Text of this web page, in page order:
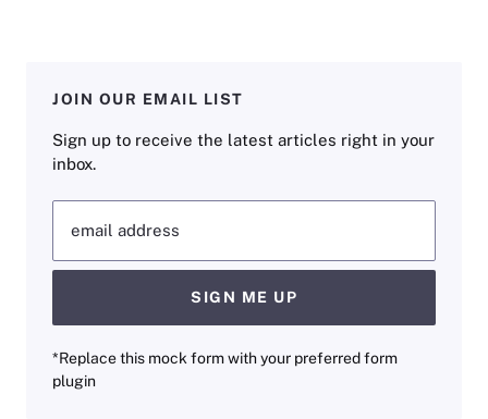
JOIN OUR EMAIL LIST
Sign up to receive the latest articles right in your
inbox.
email address
SIGN ME UP
*Replace this mock form with your preferred form
plugin